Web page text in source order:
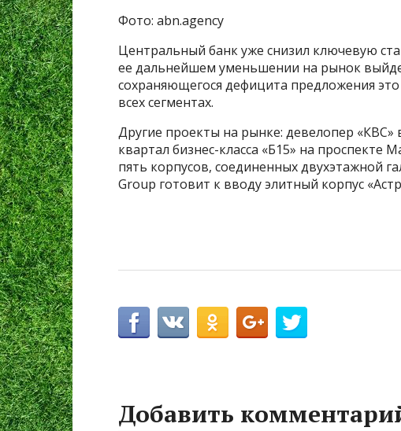
Фото: abn.agency
Центральный банк уже снизил ключевую
ее дальнейшем уменьшении на рынок
сохраняющегося дефицита предложения
всех сегментах.
Другие проекты на рынке: девелопер «КВС»
квартал бизнес-класса «Б15» на
пять корпусов, соединенных двухэтажной
Group готовит к вводу элитный корпус
Добавить